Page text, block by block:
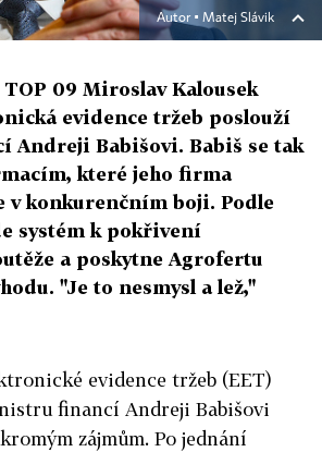
Autor ▪ Matej Slávik
09 Miroslav Kalousek
evidence tržeb poslouží
Andreji Babišovi. Babiš se tak
které jeho firma
v konkurenčním boji. Podle
systém k pokřivení
a poskytne Agrofertu
"Je to nesmysl a lež,"
evidence tržeb (EET)
financí Andreji Babišovi
zájmům. Po jednání